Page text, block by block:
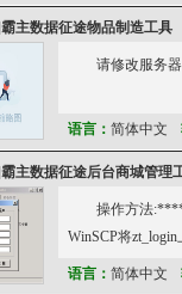
霸主数据征途物品制造工具
请修改服务
语言： 简体中文
霸主数据征途后台商城管理
操作方法
WinSCP将zt_login
3306 unify00 ztga
语言： 简体中文